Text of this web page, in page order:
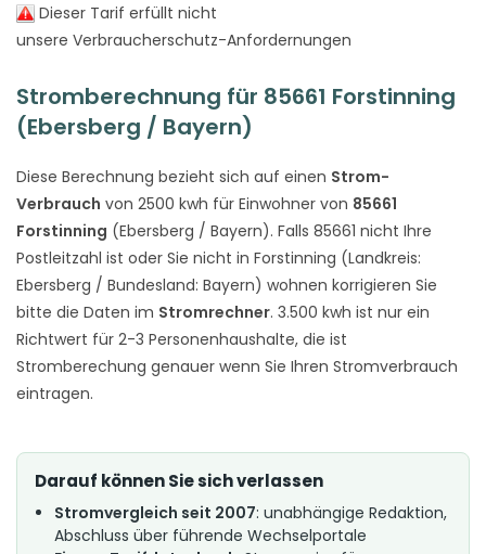
Dieser Tarif erfüllt nicht
unsere Verbraucherschutz-Anfordernungen
Stromberechnung für 85661 Forstinning
(Ebersberg / Bayern)
Diese Berechnung bezieht sich auf einen Strom-
Verbrauch von 2500 kwh für Einwohner von 85661
Forstinning (Ebersberg / Bayern). Falls 85661 nicht Ihre
Postleitzahl ist oder Sie nicht in Forstinning (Landkreis:
Ebersberg / Bundesland: Bayern) wohnen korrigieren Sie
bitte die Daten im Stromrechner. 3.500 kwh ist nur ein
Richtwert für 2-3 Personenhaushalte, die ist
Stromberechung genauer wenn Sie Ihren Stromverbrauch
eintragen.
Darauf können Sie sich verlassen
Stromvergleich seit 2007: unabhängige Redaktion,
Abschluss über führende Wechselportale